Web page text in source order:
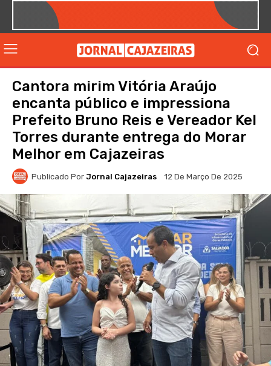
Cantora mirim Vitória Araújo
encanta público e impressiona
Prefeito Bruno Reis e Vereador Kel
Torres durante entrega do Morar
Melhor em Cajazeiras
Publicado Por Jornal Cajazeiras 12 De Março De 2025